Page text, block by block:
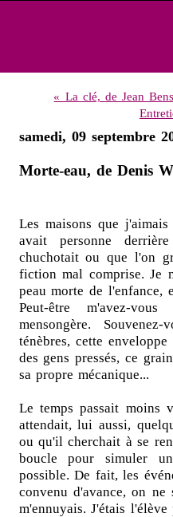
« La clé, de Jean
samedi, 09 septembre
Morte-eau, de Denis
Les maisons que
avait personne
chuchotait ou que l'on
fiction mal comprise. Je
peau morte de l'enfance,
Peut-être m'avez-
mensongère.
ténèbres, cette
des gens pressés, ce
sa propre mécanique...
Le temps passait moins
attendait, lui aussi,
ou qu'il cherchait à se
boucle pour simuler
possible. De fait, les
convenu d'avance, on
m'ennuyais. J'étais